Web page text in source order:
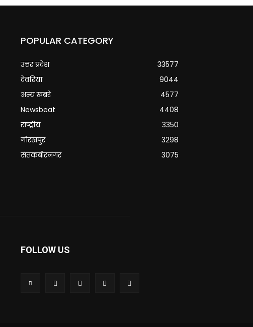
POPULAR CATEGORY
उत्तर प्रदेश
33577
देवरिया
9044
अन्य खबरे
4577
Newsbeat
4408
राष्ट्रीय
3350
गोरखपुर
3298
संतकबीरनगर
3075
FOLLOW US